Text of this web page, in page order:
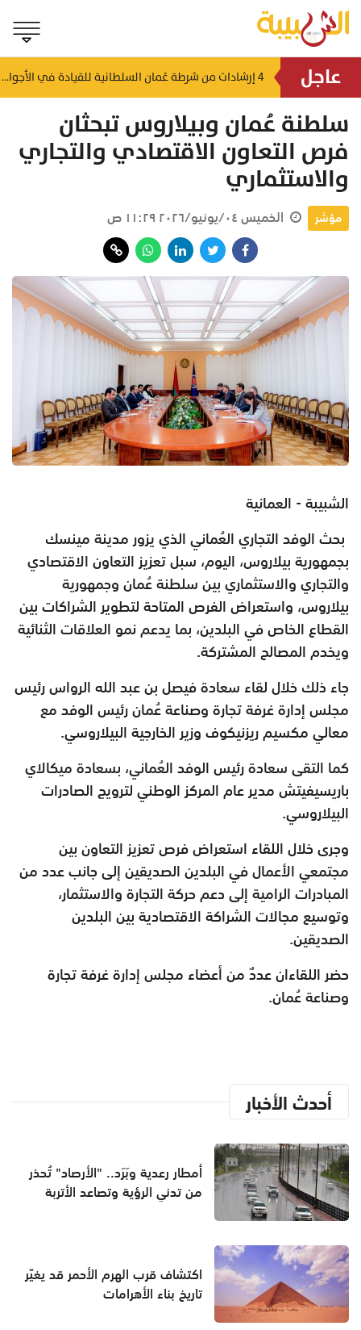
عاجل
وباكستان 4 إرشادات من شرطة عُمان السلطانية للقيادة في الأجواء المغبرة
سلطنة عُمان وبيلاروس تبحثان
فرص التعاون الاقتصادي والتجاري
والاستثماري
مؤشر الخميس ٠٤/يونيو/٢٠٢٦ ١١:٢٩ ص
الشبيبة - العمانية
بحث الوفد التجاري العُماني الذي يزور مدينة مينسك
بجمهورية بيلاروس، اليوم، سبل تعزيز التعاون الاقتصادي
والتجاري والاستثماري بين سلطنة عُمان وجمهورية
بيلاروس، واستعراض الفرص المتاحة لتطوير الشراكات بين
القطاع الخاص في البلدين، بما يدعم نمو العلاقات الثنائية
ويخدم المصالح المشتركة.
جاء ذلك خلال لقاء سعادة فيصل بن عبد الله الرواس رئيس
مجلس إدارة غرفة تجارة وصناعة عُمان رئيس الوفد مع
معالي مكسيم ريزنيكوف وزير الخارجية البيلاروسي.
كما التقى سعادة رئيس الوفد العُماني، بسعادة ميكالاي
باريسيفيتش مدير عام المركز الوطني لترويج الصادرات
البيلاروسي.
وجرى خلال اللقاء استعراض فرص تعزيز التعاون بين
مجتمعي الأعمال في البلدين الصديقين إلى جانب عدد من
المبادرات الرامية إلى دعم حركة التجارة والاستثمار،
وتوسيع مجالات الشراكة الاقتصادية بين البلدين
الصديقين.
حضر اللقاءان عددٌ من أعضاء مجلس إدارة غرفة تجارة
وصناعة عُمان.
أحدث الأخبار
أمطار رعدية وبَرَد.. "الأرصاد" تُحذر
من تدني الرؤية وتصاعد الأتربة
اكتشاف قرب الهرم الأحمر قد يغيّر
تاريخ بناء الأهرامات